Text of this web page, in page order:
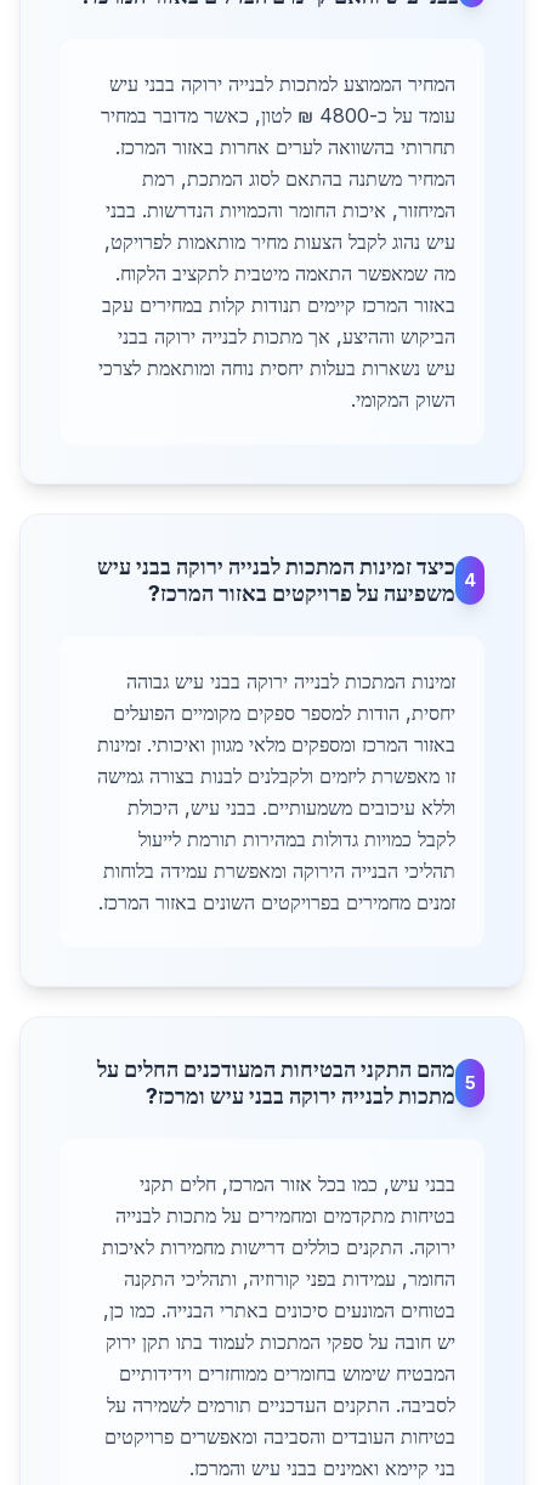
המחיר הממוצע למתכות לבנייה ירוקה בבני עיש
עומד על כ-4800 ₪ לטון, כאשר מדובר במחיר
תחרותי בהשוואה לערים אחרות באזור המרכז.
המחיר משתנה בהתאם לסוג המתכת, רמת
המיחזור, איכות החומר והכמויות הנדרשות. בבני
עיש נהוג לקבל הצעות מחיר מותאמות לפרויקט,
מה שמאפשר התאמה מיטבית לתקציב הלקוח.
באזור המרכז קיימים תנודות קלות במחירים עקב
הביקוש וההיצע, אך מתכות לבנייה ירוקה בבני
עיש נשארות בעלות יחסית נוחה ומותאמת לצרכי
השוק המקומי.
4
כיצד זמינות המתכות לבנייה ירוקה בבני עיש
משפיעה על פרויקטים באזור המרכז?
זמינות המתכות לבנייה ירוקה בבני עיש גבוהה
יחסית, הודות למספר ספקים מקומיים הפועלים
באזור המרכז ומספקים מלאי מגוון ואיכותי. זמינות
זו מאפשרת ליזמים ולקבלנים לבנות בצורה גמישה
וללא עיכובים משמעותיים. בבני עיש, היכולת
לקבל כמויות גדולות במהירות תורמת לייעול
תהליכי הבנייה הירוקה ומאפשרת עמידה בלוחות
זמנים מחמירים בפרויקטים השונים באזור המרכז.
5
מהם התקני הבטיחות המעודכנים החלים על
מתכות לבנייה ירוקה בבני עיש ומרכז?
בבני עיש, כמו בכל אזור המרכז, חלים תקני
בטיחות מתקדמים ומחמירים על מתכות לבנייה
ירוקה. התקנים כוללים דרישות מחמירות לאיכות
החומר, עמידות בפני קורוזיה, ותהליכי התקנה
בטוחים המונעים סיכונים באתרי הבנייה. כמו כן,
יש חובה על ספקי המתכות לעמוד בתו תקן ירוק
המבטיח שימוש בחומרים ממוחזרים וידידותיים
לסביבה. התקנים העדכניים תורמים לשמירה על
בטיחות העובדים והסביבה ומאפשרים פרויקטים
בני קיימא ואמינים בבני עיש והמרכז.